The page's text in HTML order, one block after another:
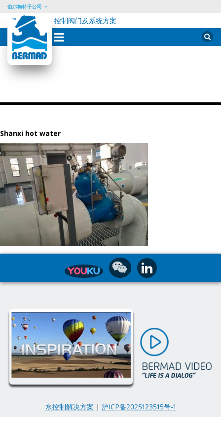
Skip
to
content
伯尔梅特子公司
控制阀门及系统方案
for:
Shanxi hot water
水控制解决方案 | 沪ICP备2025123515号-1